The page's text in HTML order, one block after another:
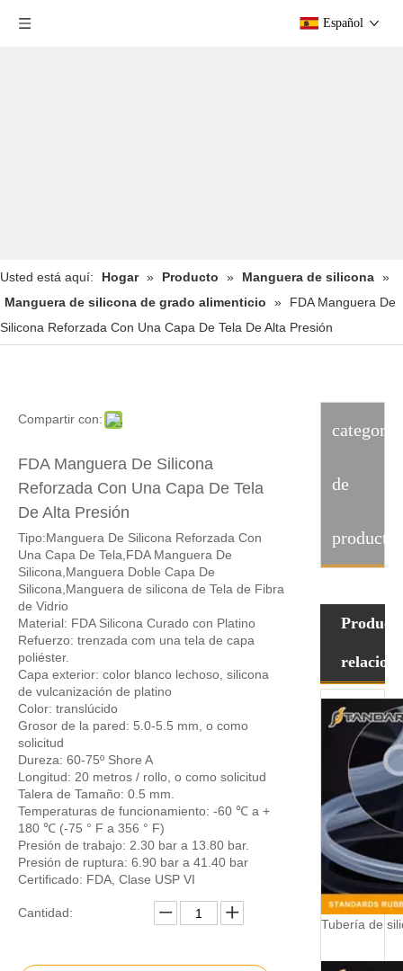
Español
Usted está aquí: Hogar » Producto » Manguera de silicona »
Manguera de silicona de grado alimenticio
»
FDA Manguera De
Silicona Reforzada Con Una Capa De Tela De Alta Presión
Compartir con:
FDA Manguera De Silicona
Reforzada Con Una Capa De Tela
De Alta Presión
Tipo:Manguera De Silicona Reforzada Con
Una Capa De Tela,FDA Manguera De
Silicona,Manguera Doble Capa De
Silicona,Manguera de silicona de Tela de Fibra
de Vidrio
Material: FDA Silicona Curado con Platino
Refuerzo: trenzada com una tela de capa
poliéster.
Capa exterior: color blanco lechoso, silicona
de vulcanización de platino
Color: translúcido
Grosor de la pared: 5.0-5.5 mm, o como
solicitud
Dureza: 60-75º Shore A
Longitud: 20 metros / rollo, o como solicitud
Talera de Tamaño: 0.5 mm.
Temperaturas de funcionamiento: -60 ℃ a +
180 ℃ (-75 ° F a 356 ° F)
Presión de trabajo: 2.30 bar a 13.80 bar.
Presión de ruptura: 6.90 bar a 41.40 bar
Certificado: FDA, Clase USP VI
Cantidad:
categoria
de
producto